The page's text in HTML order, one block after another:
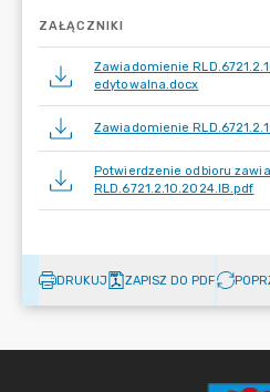
ZAŁĄCZNIKI
Zawiadomienie
edytowalna.docx
Zawiadomienie
Potwierdzenie odbioru
RLD.6721.2.10.2024.IB.pdf
DRUKUJ ZAPISZ DO PDF